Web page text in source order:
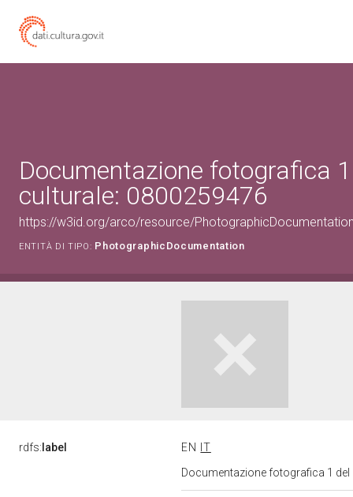
Documentazione fotografica
culturale: 0800259476
https://w3id.org/arco/resource/
ENTITÀ DI TIPO: PhotographicDocumentation
rdfs: label EN
IT
Documentazione fotografica 1